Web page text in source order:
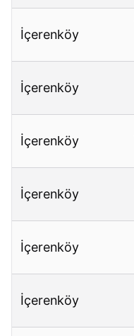
İçerenköy
İçerenköy
İçerenköy
İçerenköy
İçerenköy
İçerenköy